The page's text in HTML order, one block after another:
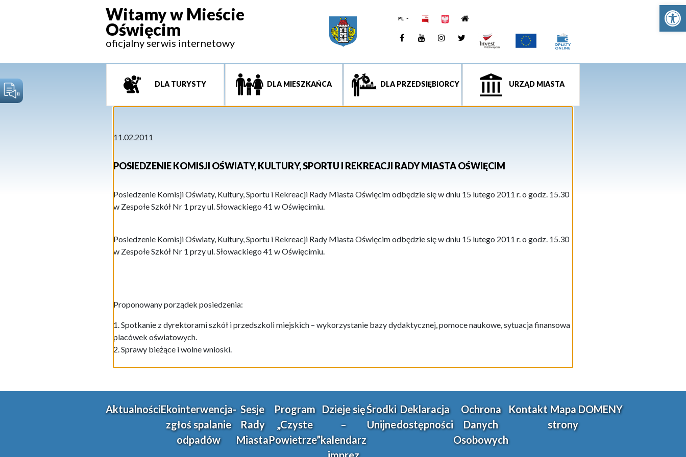
Witamy w Mieście
Oświęcim
oficjalny serwis internetowy
PL
FacebookYouTUbeInstagramTwitter
DLA TURYSTY DLA MIESZKAŃCA DLA PRZEDSIĘBIORCY URZĄD MIASTA
11.02.2011
POSIEDZENIE KOMISJI OŚWIATY, KULTURY, SPORTU I REKREACJI RADY MIASTA OŚWIĘCIM
Posiedzenie Komisji Oświaty, Kultury, Sportu i Rekreacji Rady Miasta Oświęcim odbędzie się w dniu 15 lutego 2011 r. o godz. 15.30
w Zespołe Szkół Nr 1 przy ul. Słowackiego 41 w Oświęcimiu.
Posiedzenie Komisji Oświaty, Kultury, Sportu i Rekreacji Rady Miasta Oświęcim odbędzie się w dniu 15 lutego 2011 r. o godz. 15.30
w Zespołe Szkół Nr 1 przy ul. Słowackiego 41 w Oświęcimiu.
Proponowany porządek posiedzenia:
1. Spotkanie z dyrektorami szkół i przedszkoli miejskich – wykorzystanie bazy dydaktycznej, pomoce naukowe, sytuacja finansowa
placówek oświatowych.
2. Sprawy bieżące i wolne wnioski.
AktualnościEkointerwencja-
zgłoś spalanie
odpadów
Sesje
Rady
Miasta
Program
„Czyste
Powietrze”
Dzieje się
–
kalendarz
Środki
Unijne
Deklaracja
dostępności
Ochrona
Danych
Osobowych
Kontakt Mapa
strony
DOMENY